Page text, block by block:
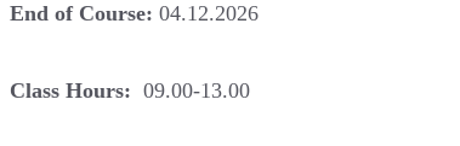
End of Course: 04.12.2026
Class Hours: 09.00-13.00